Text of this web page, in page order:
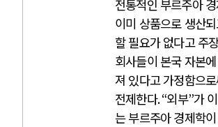
전통적인 부르주아
이미 상품으로 생산
할 필요가 없다고 주
회사들이 본국 자본
져 있다고 가정함으
전제한다. “외부”가
는 부르주아 경제학
전쟁의 추
EU·우크
나토, 우
우크라이
러·우크